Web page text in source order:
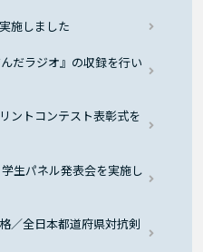
施しました
だラジオ』の収録を行い
ントコンテスト表彰式を
生パネル発表会を実施し
／全日本都道府県対抗剣